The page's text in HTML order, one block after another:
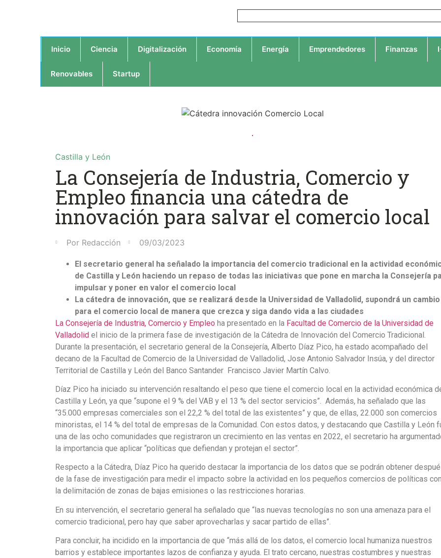
Inicio Ciencia Digitalización Economía Energía Emprendedores Finanzas
Renovables Startup
Castilla y León
La Consejería de Industria, Comercio y
Empleo financia una cátedra de
innovación para salvar el comercio local
Por Redacción 09/03/2023
El secretario general ha señalado la importancia del comercio tradicional en la actividad
de Castilla y León haciendo un repaso de todas las iniciativas que pone en marcha la Consejería
impulsar y poner en valor el comercio local
La cátedra de innovación, que se realizará desde la Universidad de Valladolid, supondrá un cambio
para el comercio local de manera que crezca y siga dando vida a las ciudades
La Consejería de Industria, Comercio y Empleo ha presentado en la Facultad de Comercio de la Universidad de
Valladolid el inicio de la primera fase de investigación de la Cátedra de Innovación del Comercio Tradicional.
Durante la presentación, el secretario general de la Consejería, Alberto Díaz Pico, ha estado acompañado del
decano de la Facultad de Comercio de la Universidad de Valladolid, Jose Antonio Salvador Insúa, y del director
Territorial de Castilla y León del Banco Santander Francisco Javier Martín Calvo.
Díaz Pico ha iniciado su intervención resaltando el peso que tiene el comercio local en la actividad económica
Castilla y León, ya que “supone el 9 % del VAB y el 13 % del sector servicios”. Además, ha señalado que las
“35.000 empresas comerciales son el 22,2 % del total de las existentes” y que, de ellas, 22.000 son comercios
minoristas, el 14 % del total de empresas de la Comunidad. Con estos datos, y destacando que Castilla y León
una de las ocho comunidades que registraron un crecimiento en las ventas en 2022, el secretario ha
la importancia que aplicar “políticas que defiendan y protejan el sector”.
Respecto a la Cátedra, Díaz Pico ha querido destacar la importancia de los datos que se podrán obtener
de la fase de investigación para medir el impacto sobre la actividad en los pequeños comercios de políticas
la delimitación de zonas de bajas emisiones o las restricciones horarias.
En su intervención, el secretario general ha señalado que “las nuevas tecnologías no son una amenaza para el
comercio tradicional, pero hay que saber aprovecharlas y sacar partido de ellas”.
Para concluir, ha incidido en la importancia de que “más allá de los datos, el comercio local humaniza nuestros
barrios y establece importantes lazos de confianza y ayuda. El trato cercano, nuestras costumbres y nuestras